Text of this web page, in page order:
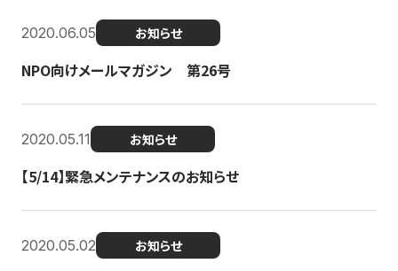
2020.06.05 お知らせ
NPO向けメールマガジン 第26号
2020.05.11 お知らせ
【5/14】緊急メンテナンスのお知らせ
2020.05.02 お知らせ